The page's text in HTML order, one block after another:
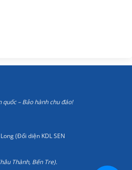
– Bảo hành chu đáo!
(Đối diện KDL SEN
Thành, Bến Tre).